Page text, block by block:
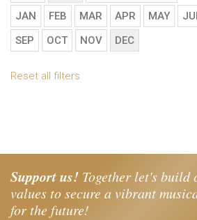
JAN
FEB MAR APR MAY
SEP
OCT NOV DEC
Reset all filters
Support us! Together let's
values to secure a vibrant
for the future!